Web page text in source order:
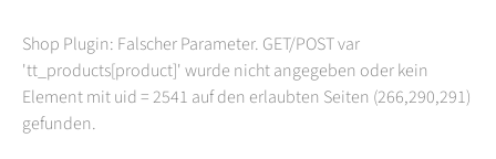
Shop Plugin: Falscher Parameter. GET/POST var
'tt_products[product]' wurde nicht angegeben oder kein
Element mit uid = 2541 auf den erlaubten Seiten (266,290,291)
gefunden.